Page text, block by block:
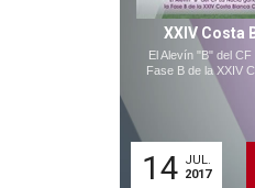
XXIV Costa
El Alevín "B" del
Fase B de la XXIV
14 JUL.
2017